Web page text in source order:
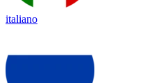
italiano